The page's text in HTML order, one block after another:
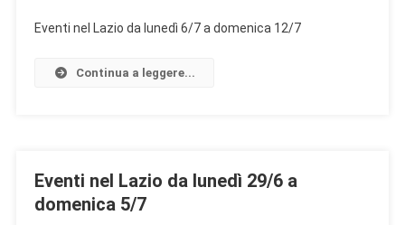
Eventi nel Lazio da lunedì 6/7 a domenica 12/7
Continua a leggere...
Eventi nel Lazio da lunedì 29/6 a
domenica 5/7